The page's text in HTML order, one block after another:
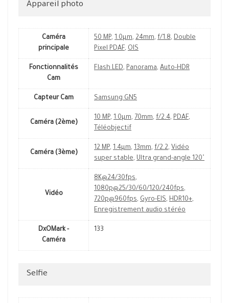
Appareil photo
Caméra
principale
50 MP, 1.0µm, 24mm, f/1.8, Double
Pixel PDAF, OIS
Fonctionnalités
Cam
Flash LED, Panorama, Auto-HDR
Capteur Cam Samsung GN5
Caméra (2ème)
10 MP, 1.0µm, 70mm, f/2.4, PDAF,
Téléobjectif
Caméra (3ème)
12 MP, 1.4µm, 13mm, f/2.2, Vidéo
super stable, Ultra grand-angle 120˚
Vidéo
8K@24/30fps,
1080p@25/30/60/120/240fps,
720p@960fps, Gyro-EIS, HDR10+,
Enregistrement audio stéréo
DxOMark -
Caméra
133
Selfie